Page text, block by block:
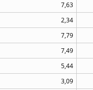
7,63
2,34
7,79
7,49
5,44
3,09